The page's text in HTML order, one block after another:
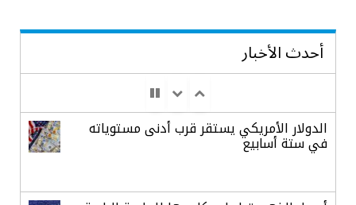
أحدث الأخبار
الدولار الأمريكي يستقر قرب أدنى مستوياته
في ستة أسابيع